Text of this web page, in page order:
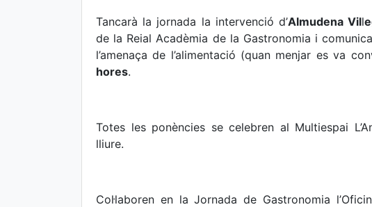
Tancarà la jornada la intervenció d’Almudena Vill
de la Reial Acadèmia de la Gastronomia i
l’amenaça de l’alimentació (quan menjar es va
hores.
Totes les ponències se celebren al Multiespai
lliure.
Col·laboren en la Jornada de Gastronomia